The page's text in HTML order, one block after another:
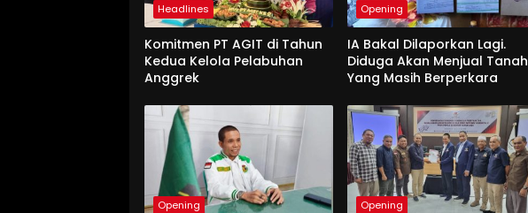
Headlines
Komitmen PT AGIT di Tahun
Kedua Kelola Pelabuhan
Anggrek
Opening
IA Bakal Dilaporkan Lagi.
Diduga Akan Menjual Tanah
Yang Masih Berperkara
Opening Opening